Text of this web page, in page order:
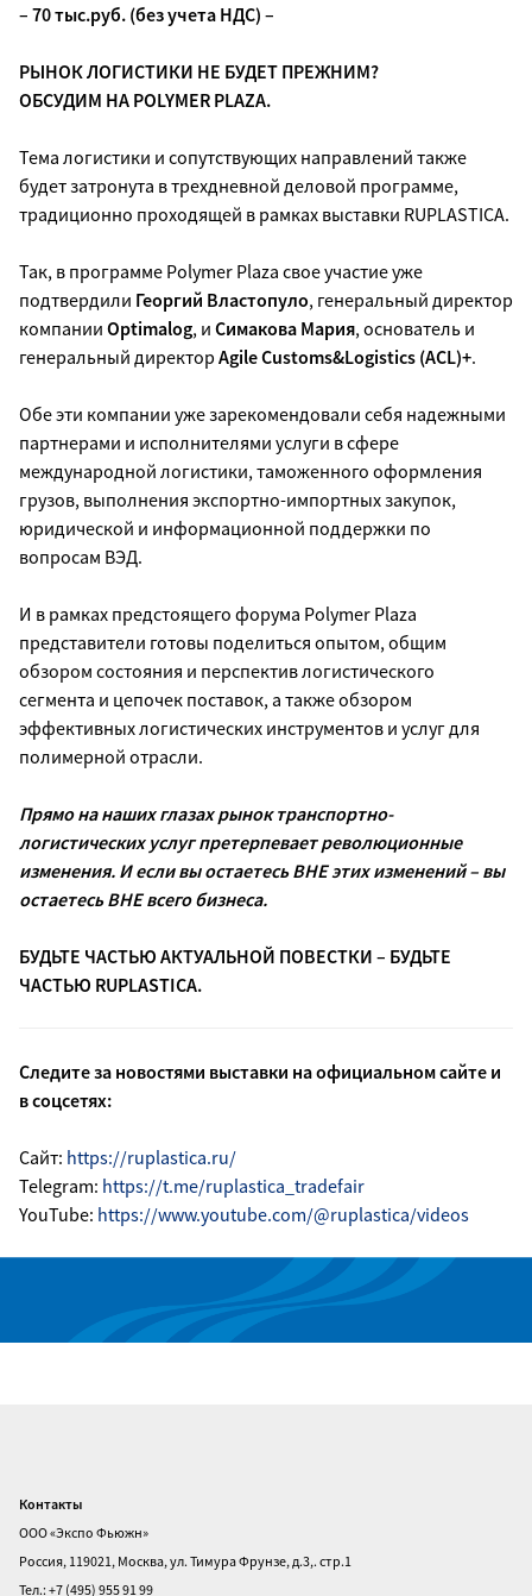
– 70 тыс.руб. (без учета НДС) –
РЫНОК ЛОГИСТИКИ НЕ БУДЕТ ПРЕЖНИМ?
ОБСУДИМ НА POLYMER PLAZA.
Тема логистики и сопутствующих направлений также
будет затронута в трехдневной деловой программе,
традиционно проходящей в рамках выставки RUPLASTICA.
Так, в программе Polymer Plaza свое участие уже
подтвердили Георгий Властопуло, генеральный директор
компании Optimalog, и Симакова Мария, основатель и
генеральный директор Agile Customs&Logistics (ACL)+.
Обе эти компании уже зарекомендовали себя надежными
партнерами и исполнителями услуги в сфере
международной логистики, таможенного оформления
грузов, выполнения экспортно-импортных закупок,
юридической и информационной поддержки по
вопросам ВЭД.
И в рамках предстоящего форума Polymer Plaza
представители готовы поделиться опытом, общим
обзором состояния и перспектив логистического
сегмента и цепочек поставок, а также обзором
эффективных логистических инструментов и услуг для
полимерной отрасли.
Прямо на наших глазах рынок транспортно-
логистических услуг претерпевает революционные
изменения. И если вы остаетесь ВНЕ этих изменений – вы
остаетесь ВНЕ всего бизнеса.
БУДЬТЕ ЧАСТЬЮ АКТУАЛЬНОЙ ПОВЕСТКИ – БУДЬТЕ
ЧАСТЬЮ RUPLASTICA.
Следите за новостями выставки на официальном сайте и
в соцсетях:
Сайт: https://ruplastica.ru/
Telegram: https://t.me/ruplastica_tradefair
YouTube: https://www.youtube.com/@ruplastica/videos
Главная
О
выставке
Контакты
ООО «Экспо Фьюжн»
Россия, 119021, Москва, ул. Тимура Фрунзе, д.3,. стр.1
Тел.: +7 (495) 955 91 99